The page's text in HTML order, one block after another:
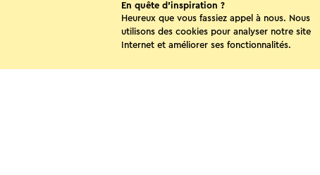
En quête d’inspiration ?
Heureux que vous fassiez appel à nous. Nous
utilisons des cookies pour analyser notre site
Internet et améliorer ses fonctionnalités.